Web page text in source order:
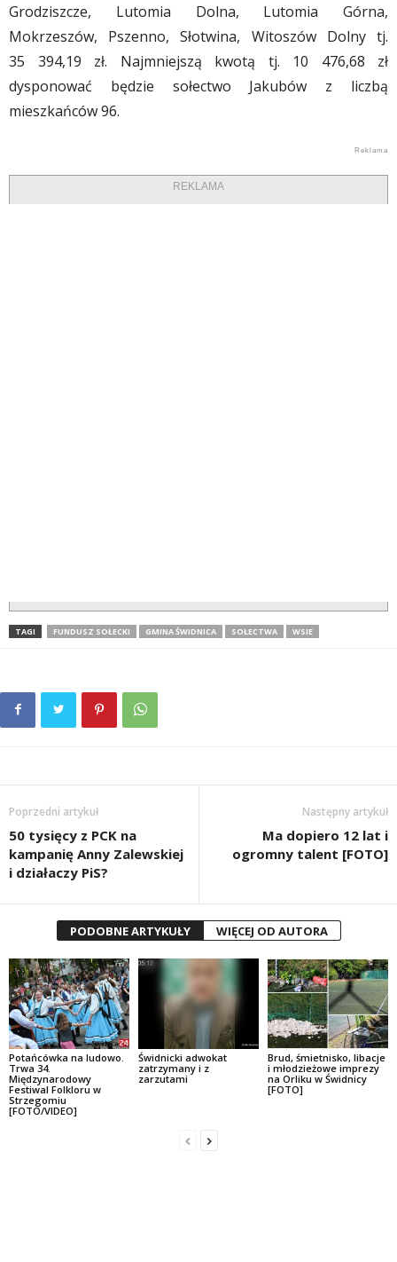
Grodziszcze, Lutomia Dolna, Lutomia Górna,
Mokrzeszów, Pszenno, Słotwina, Witoszów Dolny tj.
35 394,19 zł. Najmniejszą kwotą tj. 10 476,68 zł
dysponować będzie sołectwo Jakubów z liczbą
mieszkańców 96.
REKLAMA
TAGI FUNDUSZ SOŁECKI GMINA ŚWIDNICA SOŁECTWA WSIE
Poprzedni artykuł
50 tysięcy z PCK na
kampanię Anny Zalewskiej
i działaczy PiS?
Następny artykuł
Ma dopiero 12 lat i
ogromny talent [FOTO]
PODOBNE ARTYKUŁY WIĘCEJ OD AUTORA
Potańcówka na ludowo.
Trwa 34.
Międzynarodowy
Festiwal Folkloru w
Strzegomiu
[FOTO/VIDEO]
Świdnicki adwokat
zatrzymany i z
zarzutami
Brud, śmietnisko, libacje
i młodzieżowe imprezy
na Orliku w Świdnicy
[FOTO]